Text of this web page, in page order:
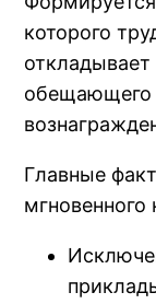
которого
обещающего
Главные
мгновенного